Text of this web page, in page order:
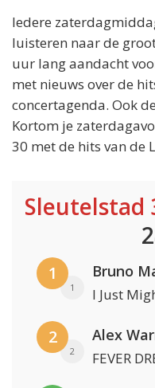
Iedere
luisteren naar de
uur lang aandacht
met nieuws over de
concertagenda. Ook
Kortom je
30 met de hits van de
Sleutelstad
1
1
Bruno
I Just
2
2
Alex
FEVER